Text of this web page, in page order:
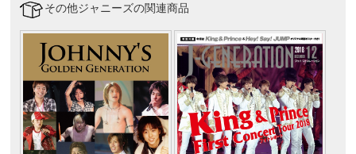
その他ジャニーズの関連商品